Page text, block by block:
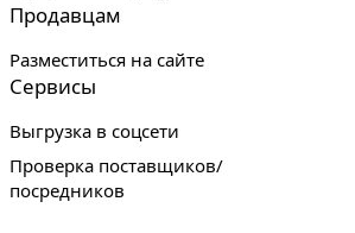
Продавцам
Разместиться на сайте
Сервисы
Выгрузка в соцсети
Проверка поставщиков/
посредников